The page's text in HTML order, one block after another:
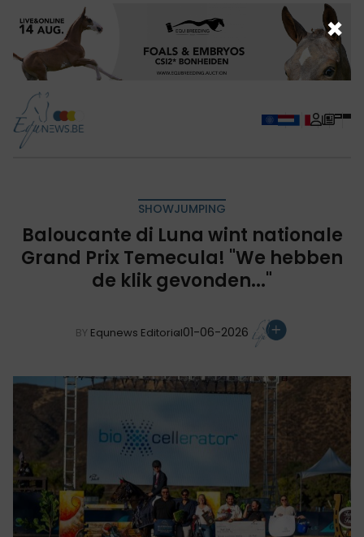
SHOWJUMPING
Baloucante di Luna wint nationale
Grand Prix Temecula! "We hebben
de klik gevonden..."
BY Equnews Editorial01-06-2026
×